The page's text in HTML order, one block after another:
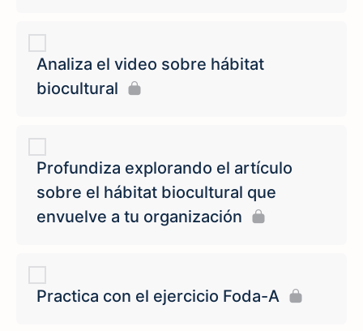
Analiza el video sobre hábitat
biocultural
Profundiza explorando el artículo
sobre el hábitat biocultural que
envuelve a tu organización
Practica con el ejercicio Foda-A